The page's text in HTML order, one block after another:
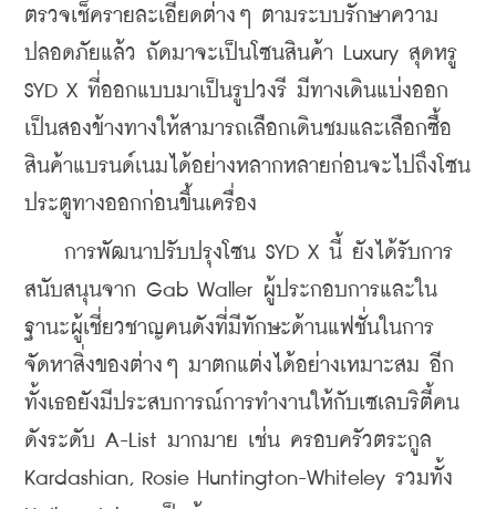
ตรวจเช็ครายละเอียดต่างๆ ตามระบบรักษาความ
ปลอดภัยแล้ว ถัดมาจะเป็นโซนสินค้า Luxury สุดหรู
SYD X ที่ออกแบบมาเป็นรูปวงรี มีทางเดินแบ่งออก
เป็นสองข้างทางให้สามารถเลือกเดินชมและเลือกซื้อ
สินค้าแบรนด์เนมได้อย่างหลากหลายก่อนจะไปถึงโซน
ประตูทางออกก่อนขึ้นเครื่อง
การพัฒนาปรับปรุงโซน SYD X นี้ ยังได้รับการ
สนับสนุนจาก Gab Waller ผู้ประกอบการและใน
ฐานะผู้เชี่ยวชาญคนดังที่มีทักษะด้านแฟชั่นในการ
จัดหาสิ่งของต่างๆ มาตกแต่งได้อย่างเหมาะสม อีก
ทั้งเธอยังมีประสบการณ์การทำงานให้กับเซเลบริตี้คน
ดังระดับ A-List มากมาย เช่น ครอบครัวตระกูล
Kardashian, Rosie Huntington-Whiteley รวมทั้ง